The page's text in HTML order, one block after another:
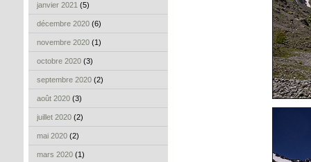
janvier 2021 (5)
décembre 2020 (6)
novembre 2020 (1)
octobre 2020 (3)
septembre 2020 (2)
août 2020 (3)
juillet 2020 (2)
mai 2020 (2)
mars 2020 (1)